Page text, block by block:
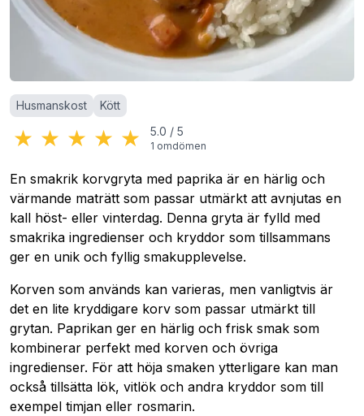
Kategorier:
Husmanskost Kött
★ ★ ★ ★ ★ 5.0 / 5
1 omdömen
En smakrik korvgryta med paprika är en härlig och
värmande maträtt som passar utmärkt att avnjutas en
kall höst- eller vinterdag. Denna gryta är fylld med
smakrika ingredienser och kryddor som tillsammans
ger en unik och fyllig smakupplevelse.
Korven som används kan varieras, men vanligtvis är
det en lite kryddigare korv som passar utmärkt till
grytan. Paprikan ger en härlig och frisk smak som
kombinerar perfekt med korven och övriga
ingredienser. För att höja smaken ytterligare kan man
också tillsätta lök, vitlök och andra kryddor som till
exempel timjan eller rosmarin.